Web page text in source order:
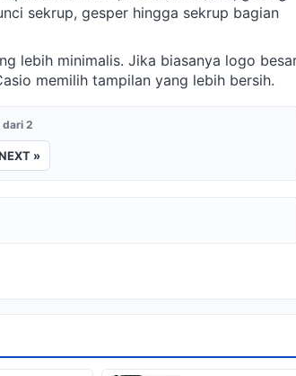
sekrup, gesper hingga sekrup bagian
lebih minimalis. Jika biasanya logo
memilih tampilan yang lebih bersih.
dari 2
»